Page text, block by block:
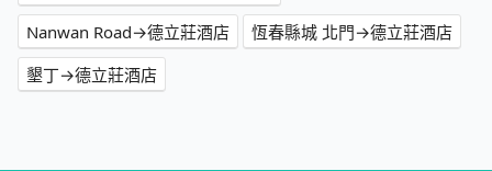
Nanwan Road→德立莊酒店
恆春縣城 北門→德立莊酒店
墾丁→德立莊酒店